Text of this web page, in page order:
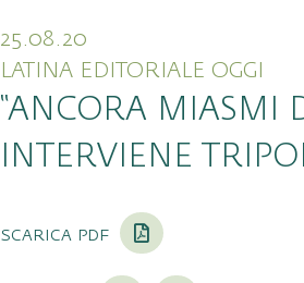
25.08.20
LATINA EDITORIALE OGGI
“ANCORA MIASMI
INTERVIENE
scarica pdf